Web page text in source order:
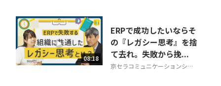
08:18
ERPで成功したいならそ
の『レガシー思考』を捨
て去れ。失敗から挽...
京セラコミュニケーションシス